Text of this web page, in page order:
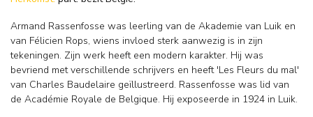
Armand Rassenfosse was leerling van de Akademie van Luik en
van Félicien Rops, wiens invloed sterk aanwezig is in zijn
tekeningen. Zijn werk heeft een modern karakter. Hij was
bevriend met verschillende schrijvers en heeft 'Les Fleurs du mal'
van Charles Baudelaire geïllustreerd. Rassenfosse was lid van
de Académie Royale de Belgique. Hij exposeerde in 1924 in Luik.